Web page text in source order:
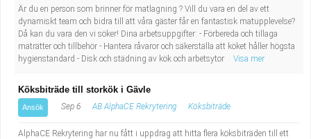
Är du en person som brinner för matlagning ? Vill du vara en del av ett
dynamiskt team och bidra till att våra gäster får en fantastisk matupplevelse?
Då kan du vara den vi söker! Dina arbetsuppgifter: - Förbereda och tillaga
maträtter och tillbehör - Hantera råvaror och säkerställa att köket håller högsta
hygienstandard - Disk och städning av kök och arbetsytor
Visa mer
Köksbiträde till storkök i Gävle
Ansök Sep 6 AB AlphaCE Rekrytering Köksbiträde
AlphaCE Rekrytering har nu fått i uppdrag att hitta flera köksbiträden till ett